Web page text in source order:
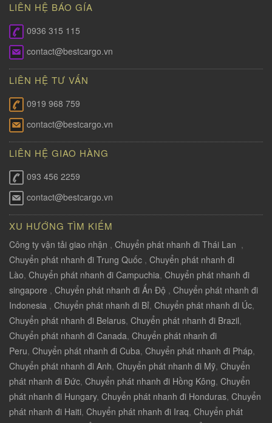
LIÊN HỆ BÁO GÍA
0936 315 115
contact@bestcargo.vn
LIÊN HỆ TƯ VẤN
0919 968 759
contact@bestcargo.vn
LIÊN HỆ GIAO HÀNG
093 456 2259
contact@bestcargo.vn
XU HƯỚNG TÌM KIẾM
Công ty vận tải giao nhận , Chuyển phát nhanh đi Thái Lan ,
Chuyển phát nhanh đi Trung Quốc , Chuyển phát nhanh đi
Lào, Chuyển phát nhanh đi Campuchia, Chuyển phát nhanh đi
singapore , Chuyển phát nhanh đi Ấn Độ , Chuyển phát nhanh đi
Indonesia , Chuyển phát nhanh đi Bỉ, Chuyển phát nhanh đi Úc,
Chuyển phát nhanh đi Belarus, Chuyển phát nhanh đi Brazil,
Chuyển phát nhanh đi Canada, Chuyển phát nhanh đi
Peru, Chuyển phát nhanh đi Cuba, Chuyển phát nhanh đi Pháp,
Chuyển phát nhanh đi Anh, Chuyển phát nhanh đi Mỹ, Chuyển
phát nhanh đi Đức, Chuyển phát nhanh đi Hồng Kông, Chuyển
phát nhanh đi Hungary, Chuyển phát nhanh đi Honduras, Chuyển
phát nhanh đi Haiti, Chuyển phát nhanh đi Iraq, Chuyển phát